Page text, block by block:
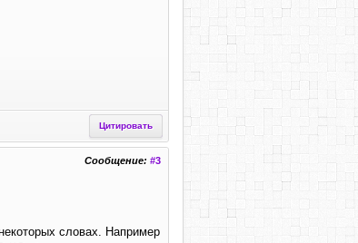
Цитировать
Сообщение: #3
словах. Например